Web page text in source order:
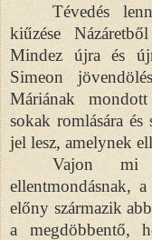
Tévedés
kiűzése
Mindez újra és
Simeon
Máriának
sokak romlására és
jel lesz, amelynek
Vajon mi
ellentmondásnak,
előny származik
a megdöbbentő,